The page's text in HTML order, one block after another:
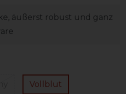
äußerst robust und ganz
Vollblut